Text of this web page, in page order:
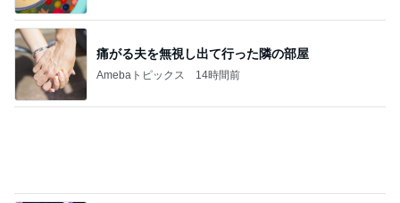
痛がる夫を無視し出て行った隣の部屋
Amebaトピックス 14時間前